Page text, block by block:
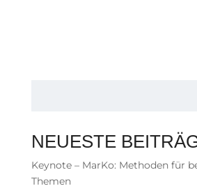
NEUESTE
Keynote – MarKo: Methoden für
Themen